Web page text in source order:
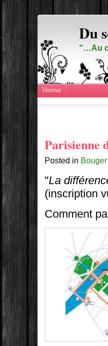
Du
"…Au
Home
Parisienne
Posted in Bouger
"La
(inscription
Comment